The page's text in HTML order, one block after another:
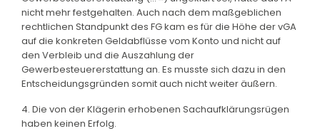
nicht mehr festgehalten. Auch nach dem maßgeblichen
rechtlichen Standpunkt des FG kam es für die Höhe der vGA
auf die konkreten Geldabflüsse vom Konto und nicht auf
den Verbleib und die Auszahlung der
Gewerbesteuererstattung an. Es musste sich dazu in den
Entscheidungsgründen somit auch nicht weiter äußern.
4. Die von der Klägerin erhobenen Sachaufklärungsrügen
haben keinen Erfolg.